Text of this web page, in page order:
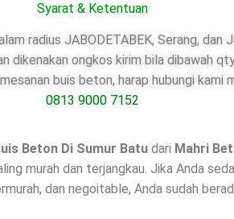
Syarat & Ketentuan
radius JABODETABEK, Serang, dan
dikenakan ongkos kirim bila dibawah
buis beton, harap hubungi kami
0813 9000 7152
Beton Di Sumur Batu dari Mahri
murah dan terjangkau. Jika Anda
dan negoitable, Anda sudah